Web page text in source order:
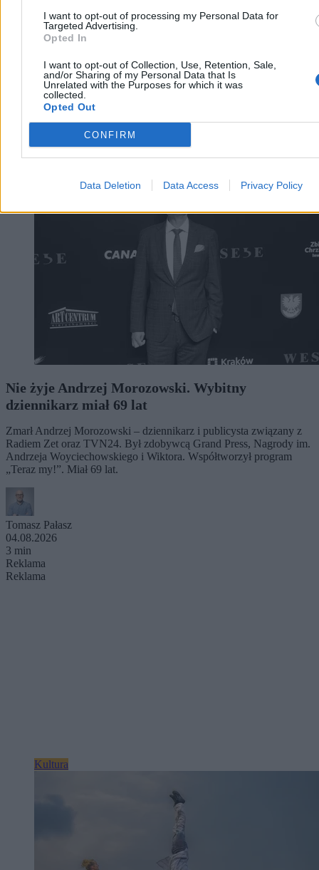
I want to opt-out of processing my Personal Data for
Targeted Advertising.
Opted In
I want to opt-out of Collection, Use, Retention, Sale,
and/or Sharing of my Personal Data that Is
Unrelated with the Purposes for which it was
collected.
Opted Out
CONFIRM
Data Deletion Data Access Privacy Policy
Netflixa rozmawiamy z historyczką Joanną Orzeł. Ekspertka
tłumaczy – nie zawsze zabawne – kwestie związane z historią
Polski, które kryją się za prześmiewczymi postaciami Jana Pawła,
Agnieszka Waś-Turecka
Wczoraj 06:18
Nie żyje Andrzej Morozowski. Wybitny
dziennikarz miał 69 lat
Zmarł Andrzej Morozowski – dziennikarz i publicysta związany z
Radiem Zet oraz TVN24. Był zdobywcą Grand Press, Nagrody im.
Andrzeja Woyciechowskiego i Wiktora. Współtworzył program
„Teraz my!”. Miał 69 lat.
Tomasz Pałasz
04.08.2026
3 min
Reklama
Reklama
Kultura